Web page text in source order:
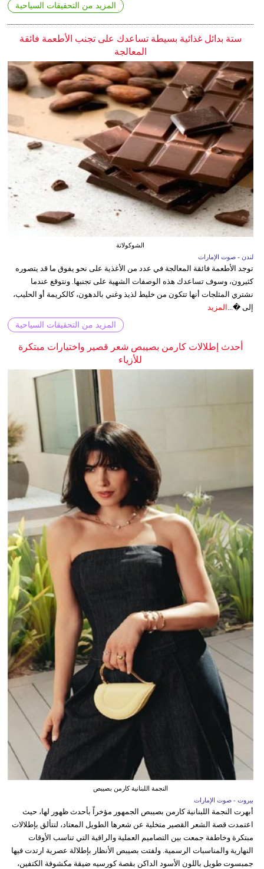
المزيد من التحقيقات السياحية
ستة بدائل غذائية بسيطة تساعدك على تجنب الأطعمة فائقة
المعالجة
الشوكولاتة
لندن - صوت الإمارات
توجد الأطعمة فائقة المعالجة في عدد من الأغذية على نحو يفوق ما قد يتصوره
كثيرون، وسوف تساعدك هذه الوصفات الشهية على تجنبها. ونتوقع عندما
نشتري المثلجات أنها تتكون من خليط لذيذ وغني بالدهون، كالكريمة أو الحليب،
إلى �... المزيد
المزيد من التحقيقات السياحية
أحدث إطلالات كارمن بصيبص شعر قصير واختيارات مبتكرة
للأزياء
النجمة اللبنانية كارمن بصيبص
بيروت - صوت الإمارات
أبهرت النجمة اللبنانية كارمن بصيبص الجمهور مؤخراً بأحدث ظهور لها، حيث
اعتمدت قصة الشعر القصير متخلية عن شعرها الطويل المعتاد، لتتألق بإطلالات
مبتكرة وخاطفة جمعت بين التصاميم العملية والراقية التي تناسب الأوقات
النهارية والمناسبات الرسمية. ولفتت بصيبص الأنظار بإطلالة عصرية ارتدت فيها
جمبسوت طويل باللون الأسود الداكن بقصة كورسيه ضيقة مكشوفة الكتفين،